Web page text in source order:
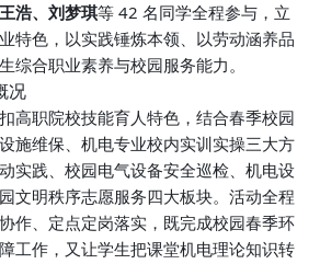
浩、刘梦琪等 42 名同学全程参与，立
特色，以实践锤炼本领、以劳动涵养品
综合职业素养与校园服务能力。
况
高职院校技能育人特色，结合春季校园
施维保、机电专业校内实训实操三大方
实践、校园电气设备安全巡检、机电设
文明秩序志愿服务四大板块。活动全程
作、定点定岗落实，既完成校园春季环
工作，又让学生把课堂机电理论知识转